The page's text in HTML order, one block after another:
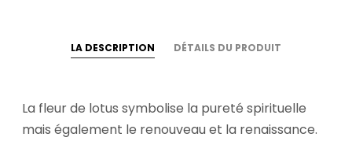
LA DESCRIPTION DÉTAILS DU PRODUIT
La fleur de lotus symbolise la pureté spirituelle
mais également le renouveau et la renaissance.